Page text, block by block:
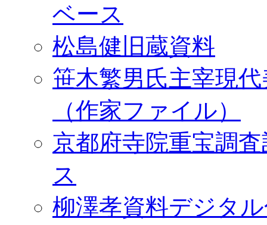
ベース
松島健旧蔵資料
笹木繁男氏主宰現
（作家ファイル）
京都府寺院重宝調
ス
柳澤孝資料デジタ